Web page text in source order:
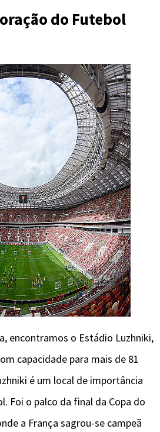
do Futebol
encontramos o Estádio Luzhniki,
capacidade para mais de 81
é um local de importância
Foi o palco da final da Copa do
a França sagrou-se campeã